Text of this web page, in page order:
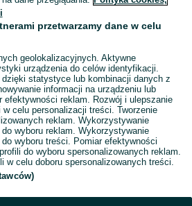
przetwarzamy dane w celu
geolokalizacyjnych. Aktywne
urządzenia do celów identyfikacji.
dzięki statystyce lub kombinacji danych z
informacji na urządzeniu lub
efektywności reklam. Rozwój i ulepszanie
w celu personalizacji treści. Tworzenie
reklam. Wykorzystywanie
wyboru reklam. Wykorzystywanie
wyboru treści. Pomiar efektywności
do wyboru spersonalizowanych reklam.
w celu doboru spersonalizowanych treści.